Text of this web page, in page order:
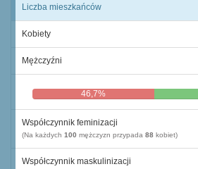
Liczba mieszkańców
Kobiety
Mężczyźni
46,7%
Współczynnik feminizacji
(Na każdych 100 mężczyzn przypada 88 kobiet)
Współczynnik maskulinizacji